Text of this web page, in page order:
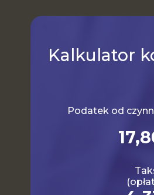
Kalkulator
Podatek od